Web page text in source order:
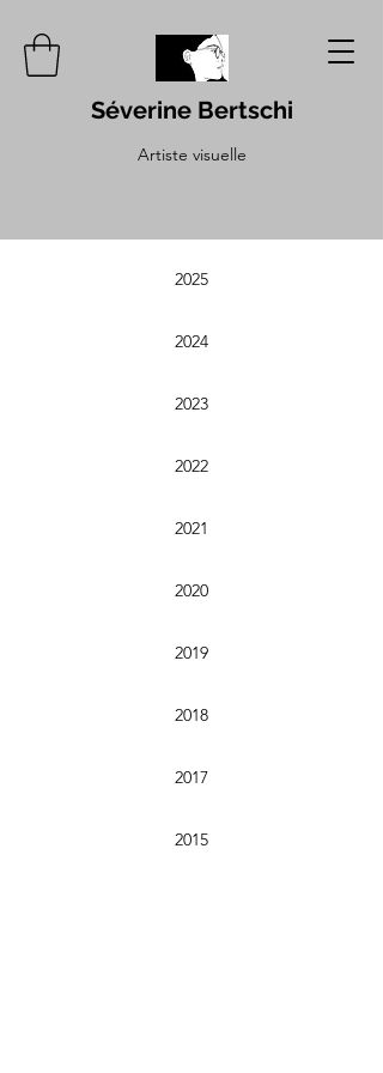
Séverine Bertschi
Artiste visuelle
2025
2024
2023
2022
2021
2020
2019
2018
2017
2015